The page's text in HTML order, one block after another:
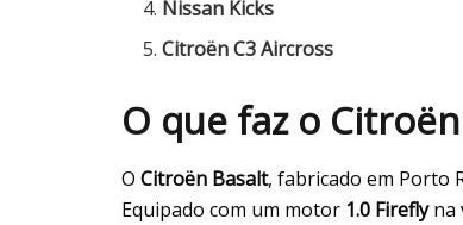
Nissan Kicks
Citroën C3 Aircross
O que faz o
O Citroën Basalt, fabricado em Porto
Equipado com um motor 1.0 Fireflyna